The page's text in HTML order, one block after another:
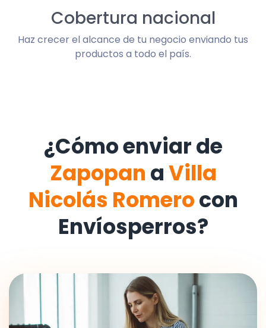
Cobertura nacional
Haz crecer el alcance de tu negocio enviando tus
productos a todo el país.
¿Cómo enviar de
Zapopan aVilla
Nicolás Romerocon
Envíosperros?